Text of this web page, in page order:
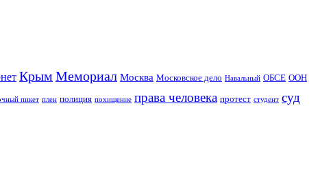
Крым Мемориал Москва Московское дело Навальный ОБСЕ ООН
пикет плен полиция похищение права человека протест студент суд